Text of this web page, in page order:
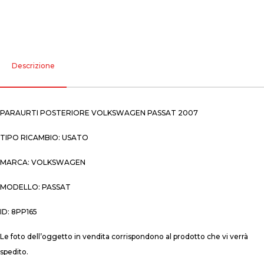
Descrizione
PARAURTI POSTERIORE VOLKSWAGEN PASSAT 2007
TIPO RICAMBIO: USATO
MARCA: VOLKSWAGEN
MODELLO: PASSAT
ID: 8PP165
Le foto dell’oggetto in vendita corrispondono al prodotto che vi verrà
spedito.